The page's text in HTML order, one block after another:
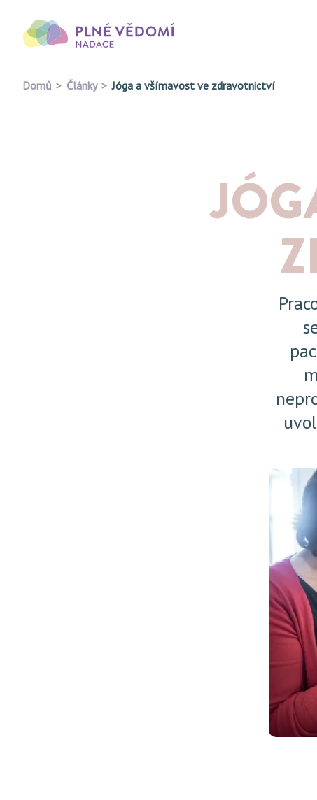
Domů Články Jóga a všímavost ve zdravotnictví